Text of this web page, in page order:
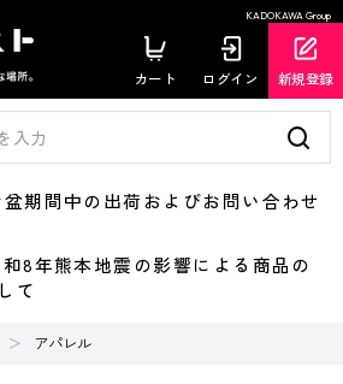
KADOKAWA Group
カート ログイン 新規登録
間中の出荷およびお問い合わせ
年熊本地震の影響による商品の
て
アパレル